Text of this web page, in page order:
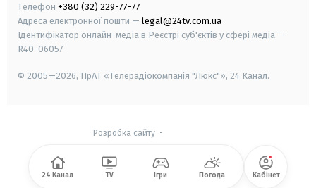
Телефон +380 (32) 229-77-77
Адреса електронної пошти — legal@24tv.com.ua
Ідентифікатор онлайн-медіа в Реєстрі суб'єктів у сфері медіа —
R40-06057
© 2005—2026, ПрАТ «Телерадіокомпанія "Люкс"», 24 Канал.
Розробка сайту-
24 Канал TV Ігри Погода Кабінет